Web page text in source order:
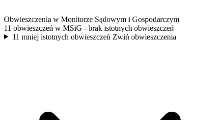
Obwieszczenia w Monitorze Sądowym i Gospodarczym
11 obwieszczeń w MSiG - brak istotnych obwieszczeń
11 mniej istotnych obwieszczeń Zwiń obwieszczenia